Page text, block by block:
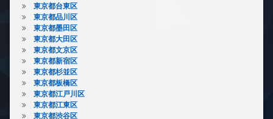
東京都台東区
東京都品川区
東京都墨田区
東京都大田区
東京都文京区
東京都新宿区
東京都杉並区
東京都板橋区
東京都江戸川区
東京都江東区
東京都渋谷区